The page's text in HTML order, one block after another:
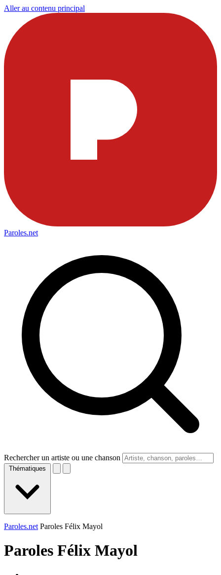
Aller au contenu principal
Paroles.net
Rechercher un artiste ou une chanson
Thématiques
Paroles.net Paroles Félix Mayol
Paroles Félix Mayol